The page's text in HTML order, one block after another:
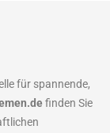
für spannende,
finden Sie